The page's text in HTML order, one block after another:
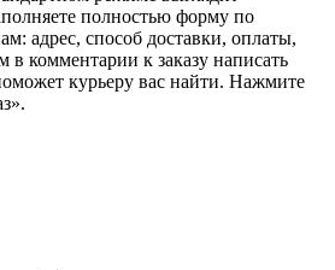
полностью форму по
адрес, способ доставки, оплаты,
в комментарии к заказу написать
курьеру вас найти. Нажмите